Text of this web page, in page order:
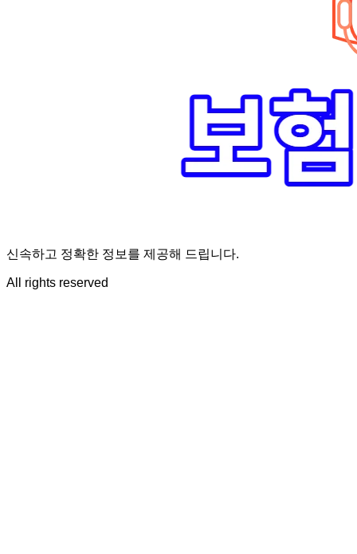
신속하고 정확한 정보를 제공해 드립니다.
All rights reserved